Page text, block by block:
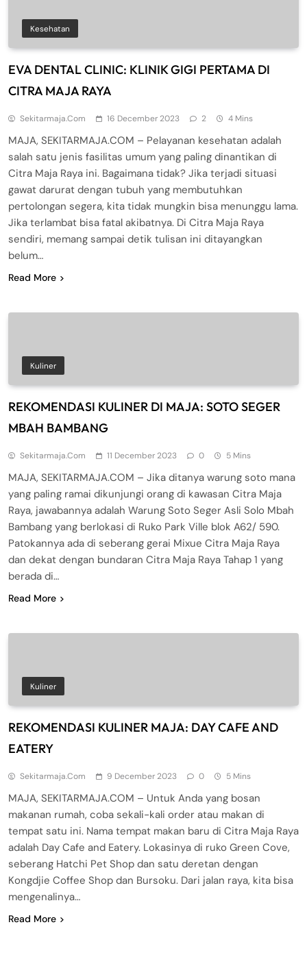
Kesehatan
EVA DENTAL CLINIC: KLINIK GIGI PERTAMA DI
CITRA MAJA RAYA
Sekitarmaja.com 16 December 2023 2 4 Mins
MAJA, SEKITARMAJA.COM – Pelayanan kesehatan adalah
salah satu jenis fasilitas umum yang paling dinantikan di
Citra Maja Raya ini. Bagaimana tidak? Jika terjadi situasi
gawat darurat dengan tubuh yang membutuhkan
pertolongan segera, kita tidak mungkin bisa menunggu lama.
Jika terlambat bisa fatal akibatnya. Di Citra Maja Raya
sendiri, memang sampai detik tulisan ini ditayangkan
belum…
Read More
Kuliner
REKOMENDASI KULINER DI MAJA: SOTO SEGER
MBAH BAMBANG
Sekitarmaja.com 11 December 2023 0 5 Mins
MAJA, SEKITARMAJA.COM – Jika ditanya warung soto mana
yang paling ramai dikunjungi orang di kawasan Citra Maja
Raya, jawabannya adalah Warung Soto Seger Asli Solo Mbah
Bambang yang berlokasi di Ruko Park Ville blok A62/ 590.
Patokannya ada di seberang gerai Mixue Citra Maja Raya
dan dekat dengan bundaran Citra Maja Raya Tahap 1 yang
berada di…
Read More
Kuliner
REKOMENDASI KULINER MAJA: DAY CAFE AND
EATERY
Sekitarmaja.com 9 December 2023 0 5 Mins
MAJA, SEKITARMAJA.COM – Untuk Anda yang bosan
makanan rumah, coba sekali-kali order atau makan di
tempat satu ini. Nama tempat makan baru di Citra Maja Raya
adalah Day Cafe and Eatery. Lokasinya di ruko Green Cove,
seberang Hatchi Pet Shop dan satu deretan dengan
Kongdjie Coffee Shop dan Bursoku. Dari jalan raya, kita bisa
mengenalinya…
Read More